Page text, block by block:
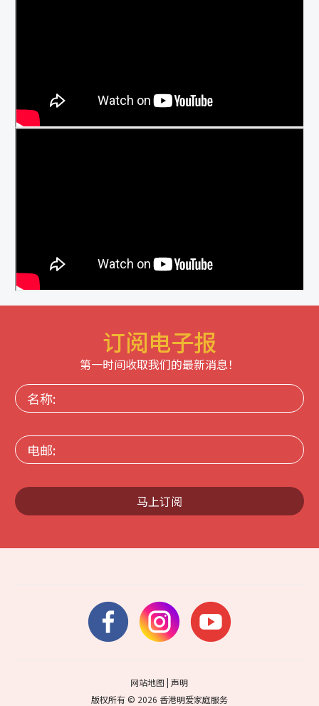
订阅电子报
第一时间收取我们的最新消息！
名
称:
电
邮:
马上订阅
网站地图 |声明
版权所有 © 2026 香港明爱家庭服务